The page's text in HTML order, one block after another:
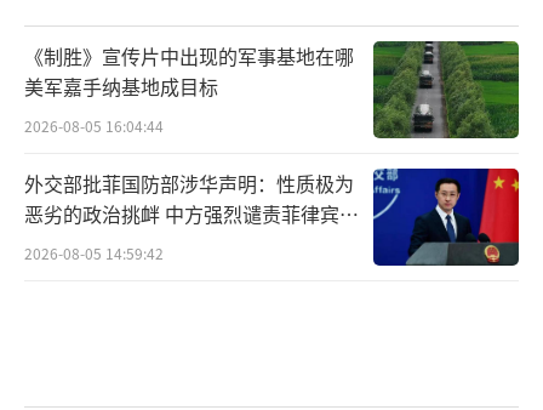
但若是泽连斯基始终不听劝告，执意要成
为俄乌和平的绊脚石，三番五次出尔反尔，戏
弄俄罗斯，让俄罗斯彻底对其失去信任的话，
俄军也不是不可以采取斩首行动。总而言之，
俄军新年伊始采取的这个重大军事行动，确实
是有着非常重大的意义，意识到俄军这回是动
了真火，确实有了“杀机”之后，估计泽连斯
《制胜》宣传片中出现的军事基地在哪
美军嘉手纳基地成目标
2026-08-05 16:04:44
外交部批菲国防部涉华声明：性质极为
恶劣的政治挑衅 中方强烈谴责菲律宾行
为
2026-08-05 14:59:42